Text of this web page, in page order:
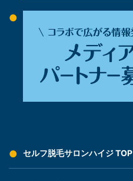
セルフ脱毛サロンハイジ TOP